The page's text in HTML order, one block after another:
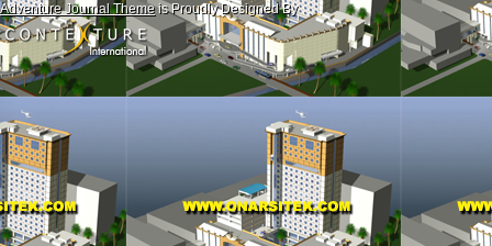
Adventure Journal Themeis Proudly Designed By